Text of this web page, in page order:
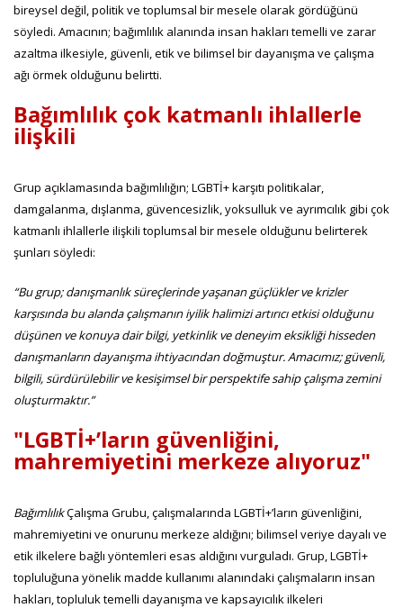
bireysel değil, politik ve toplumsal bir mesele olarak gördüğünü
söyledi. Amacının; bağımlılık alanında insan hakları temelli ve zarar
azaltma ilkesiyle, güvenli, etik ve bilimsel bir dayanışma ve çalışma
ağı örmek olduğunu belirtti.
Bağımlılık çok katmanlı ihlallerle
ilişkili
Grup açıklamasında bağımlılığın; LGBTİ+ karşıtı politikalar,
damgalanma, dışlanma, güvencesizlik, yoksulluk ve ayrımcılık gibi çok
katmanlı ihlallerle ilişkili toplumsal bir mesele olduğunu belirterek
şunları söyledi:
“Bu grup; danışmanlık süreçlerinde yaşanan güçlükler ve krizler
karşısında bu alanda çalışmanın iyilik halimizi artırıcı etkisi olduğunu
düşünen ve konuya dair bilgi, yetkinlik ve deneyim eksikliği hisseden
danışmanların dayanışma ihtiyacından doğmuştur. Amacımız; güvenli,
bilgili, sürdürülebilir ve kesişimsel bir perspektife sahip çalışma zemini
oluşturmaktır.”
"LGBTİ+’ların güvenliğini,
mahremiyetini merkeze alıyoruz"
BağımlılıkÇalışma Grubu, çalışmalarında LGBTİ+’ların güvenliğini,
mahremiyetini ve onurunu merkeze aldığını; bilimsel veriye dayalı ve
etik ilkelere bağlı yöntemleri esas aldığını vurguladı. Grup, LGBTİ+
topluluğuna yönelik madde kullanımı alanındaki çalışmaların insan
hakları, topluluk temelli dayanışma ve kapsayıcılık ilkeleri